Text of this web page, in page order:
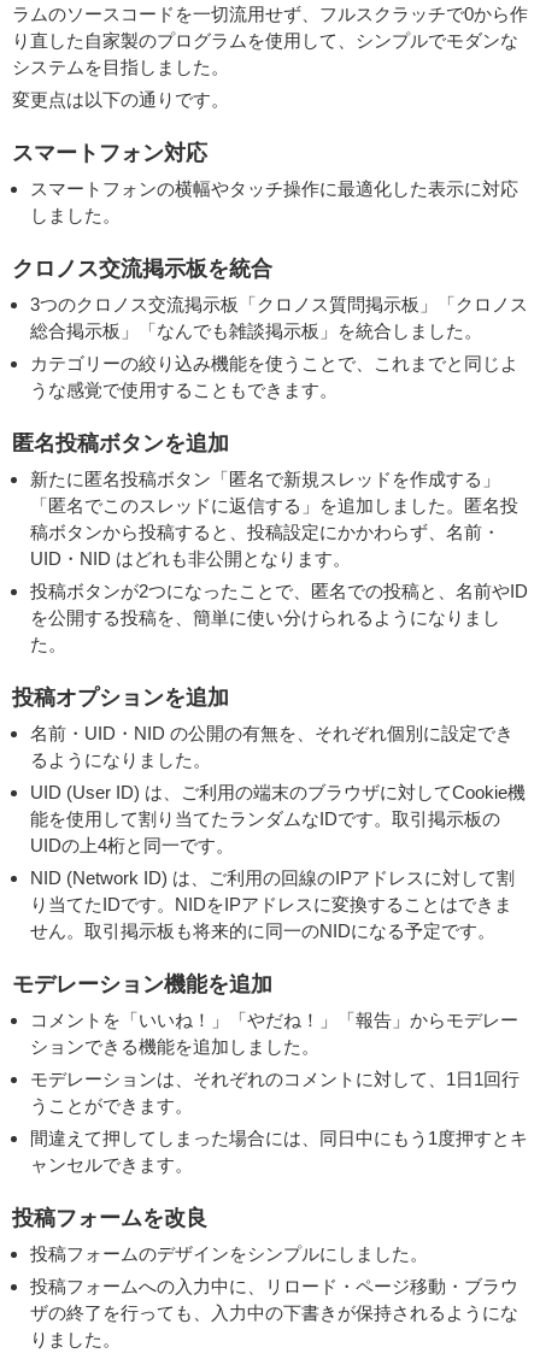
ラムのソースコードを一切流用せず、フルスクラッチで0から作
り直した自家製のプログラムを使用して、シンプルでモダンな
システムを目指しました。
変更点は以下の通りです。
スマートフォン対応
スマートフォンの横幅やタッチ操作に最適化した表示に対応
しました。
クロノス交流掲示板を統合
3つのクロノス交流掲示板「クロノス質問掲示板」「クロノス
総合掲示板」「なんでも雑談掲示板」を統合しました。
カテゴリーの絞り込み機能を使うことで、これまでと同じよ
うな感覚で使用することもできます。
匿名投稿ボタンを追加
新たに匿名投稿ボタン「匿名で新規スレッドを作成する」
「匿名でこのスレッドに返信する」を追加しました。匿名投
稿ボタンから投稿すると、投稿設定にかかわらず、名前・
UID・NID はどれも非公開となります。
投稿ボタンが2つになったことで、匿名での投稿と、名前やID
を公開する投稿を、簡単に使い分けられるようになりまし
た。
投稿オプションを追加
名前・UID・NID の公開の有無を、それぞれ個別に設定でき
るようになりました。
UID (User ID) は、ご利用の端末のブラウザに対してCookie機
能を使用して割り当てたランダムなIDです。取引掲示板の
UIDの上4桁と同一です。
NID (Network ID) は、ご利用の回線のIPアドレスに対して割
り当てたIDです。NIDをIPアドレスに変換することはできま
せん。取引掲示板も将来的に同一のNIDになる予定です。
モデレーション機能を追加
コメントを「いいね！」「やだね！」「報告」からモデレー
ションできる機能を追加しました。
モデレーションは、それぞれのコメントに対して、1日1回行
うことができます。
間違えて押してしまった場合には、同日中にもう1度押すとキ
ャンセルできます。
投稿フォームを改良
投稿フォームのデザインをシンプルにしました。
投稿フォームへの入力中に、リロード・ページ移動・ブラウ
ザの終了を行っても、入力中の下書きが保持されるようにな
りました。